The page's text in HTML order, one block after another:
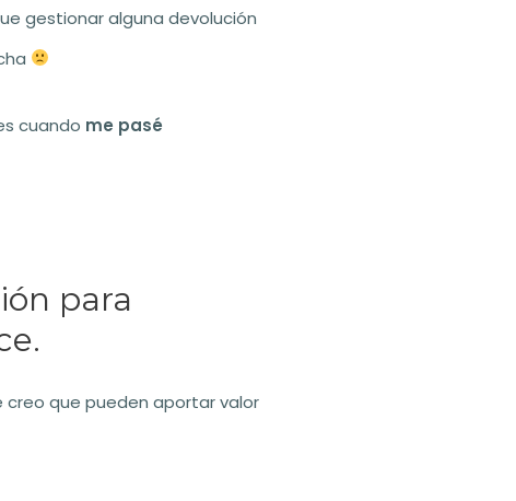
gestionar alguna devolución
cuando me pasé
para
creo que pueden aportar valor